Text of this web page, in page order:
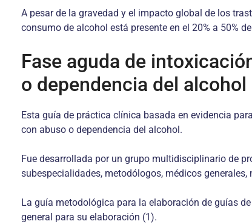
A pesar de la gravedad y el impacto global de los
consumo de alcohol está pre­sente en el 20% a 50%
Fase aguda de
o dependencia del alcohol
Esta guía de práctica clínica basada en evidencia
con abuso o dependencia del alcohol.
Fue desarrollada por un grupo multidisciplinario de
subespecialidades, metodólogos, médicos
La guía metodológica para la elaboración de guías
general para su elaboración (1).